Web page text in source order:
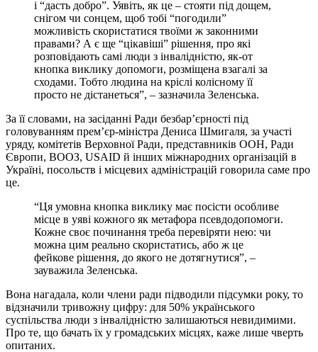
і “дасть добро”. Уявіть, як це – стояти під дощем,
снігом чи сонцем, щоб тобі “погодили”
можливість скористатися твоїми ж законними
правами? А є ще “цікавіші” рішення, про які
розповідають самі люди з інвалідністю, як-от
кнопка виклику допомоги, розміщена взагалі за
сходами. Тобто людина на кріслі колісному її
просто не дістанеться”, – зазначила Зеленська.
За її словами, на засіданні Ради безбар’єрності під
головуванням прем’єр-міністра Дениса Шмигаля, за участі
уряду, комітетів Верховної Ради, представників ООН, Ради
Європи, ВООЗ, USAID й інших міжнародних організацій в
Україні, посольств і місцевих адміністрацій говорила саме про
це.
“Ця умовна кнопка виклику має посісти особливе
місце в уяві кожного як метафора псевдодопомоги.
Кожне своє починання треба перевіряти нею: чи
можна цим реально скористатись, або ж це
фейкове рішення, до якого не дотягнутися”, –
зауважила Зеленська.
Вона нагадала, коли члени ради підводили підсумки року, то
відзначили тривожну цифру: для 50% українського
суспільства люди з інвалідністю залишаються невидимими.
Про те, що бачать їх у громадських місцях, каже лише чверть
опитаних.